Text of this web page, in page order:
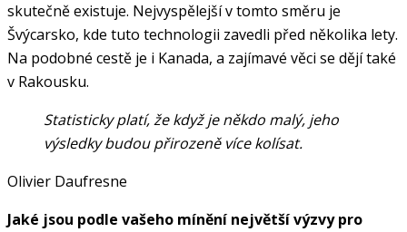
skutečně existuje. Nejvyspělejší v tomto směru je
Švýcarsko, kde tuto technologii zavedli před několika lety.
Na podobné cestě je i Kanada, a zajímavé věci se dějí také
v Rakousku.
Statisticky platí, že když je někdo malý, jeho
výsledky budou přirozeně více kolísat.
Olivier Daufresne
Jaké jsou podle vašeho mínění největší výzvy pro